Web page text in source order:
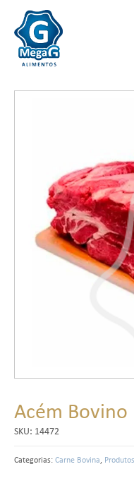
Acém Bovino
SKU: 14472
Categorias:Carne Bovina, Produtos